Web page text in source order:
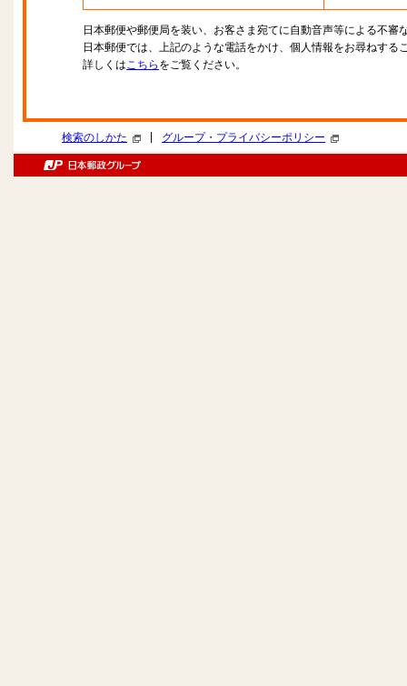
日本郵便や郵便局を装い、お客さま宛てに自動音声等による不審
日本郵便では、上記のような電話をかけ、個人情報をお尋ねする
詳しくはこちら をご覧ください。
検索のしかた グループ・プライバシーポリシー